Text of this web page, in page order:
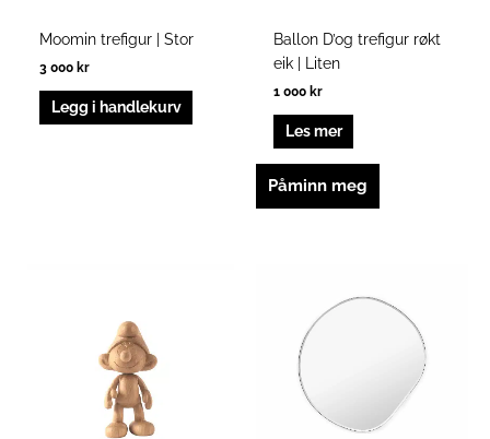
Moomin trefigur | Stor
3 000 kr
Legg i handlekurv
Ballon D’og trefigur røkt
eik | Liten
1 000 kr
Les mer
Påminn meg